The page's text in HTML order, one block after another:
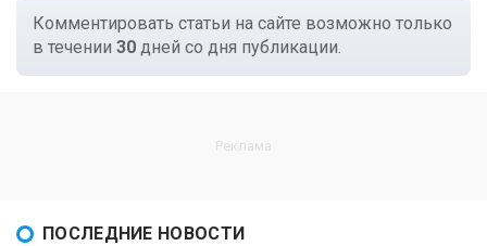
Комментировать статьи на сайте возможно только
в течении 30 дней со дня публикации.
ПОСЛЕДНИЕ НОВОСТИ